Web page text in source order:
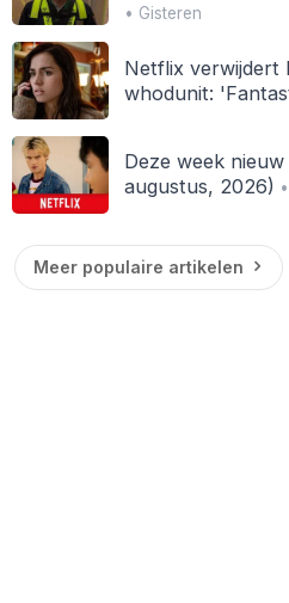
• Gisteren
Netflix verwijdert
whodunit:
Deze week
augustus, 2026)
Meer populaire artikelen